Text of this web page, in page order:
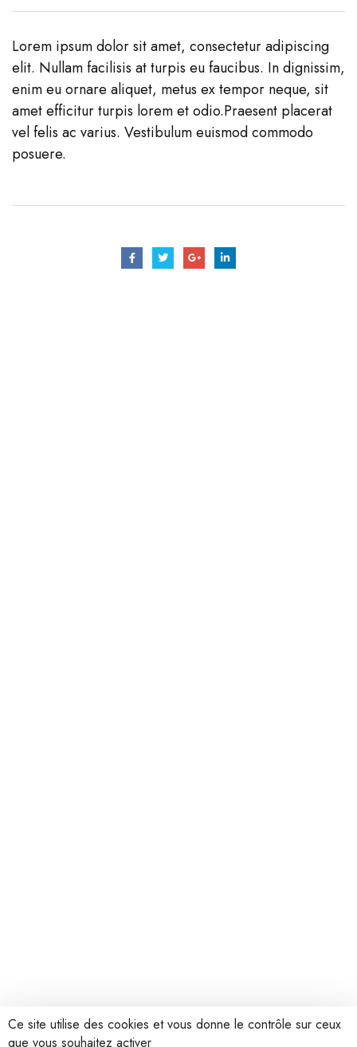
Lorem ipsum dolor sit amet, consectetur adipiscing
elit. Nullam facilisis at turpis eu faucibus. In dignissim,
enim eu ornare aliquet, metus ex tempor neque, sit
amet efficitur turpis lorem et odio.Praesent placerat
vel felis ac varius. Vestibulum euismod commodo
posuere.
Ce site utilise des cookies et vous donne le contrôle sur ceux
que vous souhaitez activer